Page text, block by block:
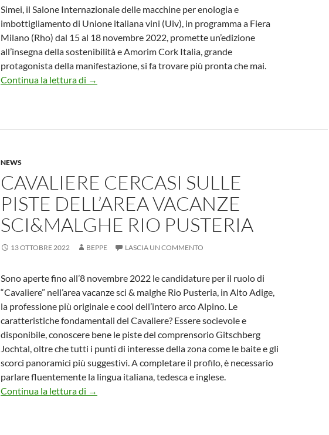
Simei, il Salone Internazionale delle macchine per enologia e
imbottigliamento di Unione italiana vini (Uiv), in programma a Fiera
Milano (Rho) dal 15 al 18 novembre 2022, promette un’edizione
all’insegna della sostenibilità e Amorim Cork Italia, grande
protagonista della manifestazione, si fa trovare più pronta che mai.
Continua la lettura di SIMEI 2022 chiede sostenibilità, AMORIM CORK ITALIA
→
NEWS
CAVALIERE CERCASI SULLE
PISTE DELL’AREA VACANZE
SCI&MALGHE RIO PUSTERIA
13 OTTOBRE 2022 BEPPE LASCIA UN COMMENTO
Sono aperte fino all’8 novembre 2022 le candidature per il ruolo di
“Cavaliere” nell’area vacanze sci & malghe Rio Pusteria, in Alto Adige,
la professione più originale e cool dell’intero arco Alpino. Le
caratteristiche fondamentali del Cavaliere? Essere socievole e
disponibile, conoscere bene le piste del comprensorio Gitschberg
Jochtal, oltre che tutti i punti di interesse della zona come le baite e gli
scorci panoramici più suggestivi. A completare il profilo, è necessario
parlare fluentemente la lingua italiana, tedesca e inglese.
Continua la lettura di Cavaliere cercasi sulle piste dell’area vacanze sci&malghe Rio
→